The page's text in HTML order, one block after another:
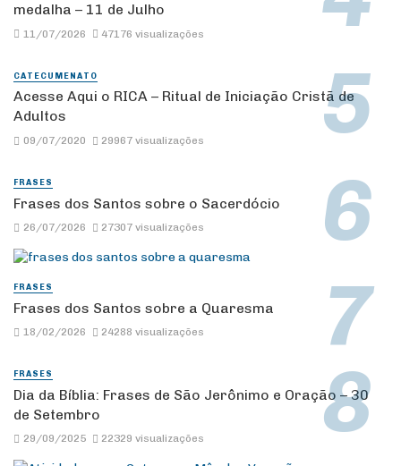
medalha – 11 de Julho
11/07/2026 47176 visualizações
CATECUMENATO
Acesse Aqui o RICA – Ritual de Iniciação Cristã de
Adultos
09/07/2020 29967 visualizações
FRASES
Frases dos Santos sobre o Sacerdócio
26/07/2026 27307 visualizações
FRASES
Frases dos Santos sobre a Quaresma
18/02/2026 24288 visualizações
FRASES
Dia da Bíblia: Frases de São Jerônimo e Oração – 30
de Setembro
29/09/2025 22329 visualizações